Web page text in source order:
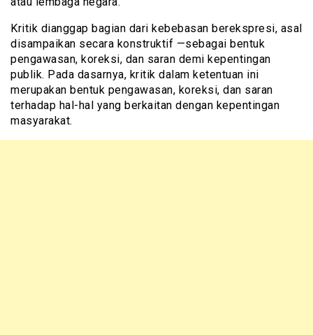
Kritik dianggap bagian dari kebebasan berekspresi, asal
disampaikan secara konstruktif —sebagai bentuk
pengawasan, koreksi, dan saran demi kepentingan
publik. Pada dasarnya, kritik dalam ketentuan ini
merupakan bentuk pengawasan, koreksi, dan saran
terhadap hal-hal yang berkaitan dengan kepentingan
masyarakat.